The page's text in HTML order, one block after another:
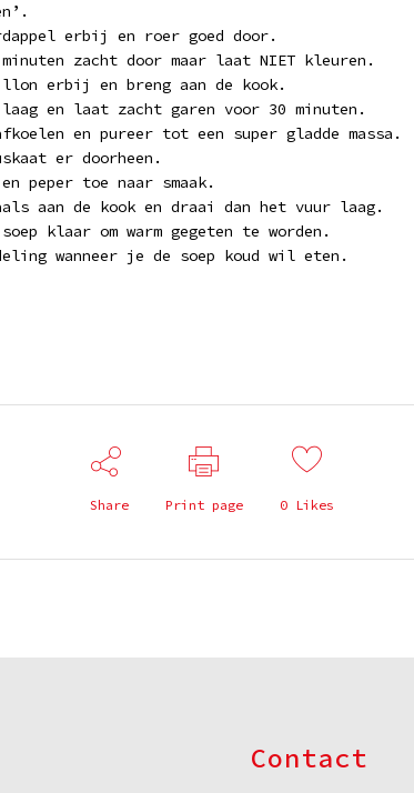
erbij en roer goed door.
zacht door maar laat NIET kleuren.
erbij en breng aan de kook.
en laat zacht garen voor 30 minuten.
en pureer tot een super gladde massa.
er doorheen.
peper toe naar smaak.
aan de kook en draai dan het vuur laag.
klaar om warm gegeten te worden.
wanneer je de soep koud wil eten.
Share Print page 0Likes
Contact